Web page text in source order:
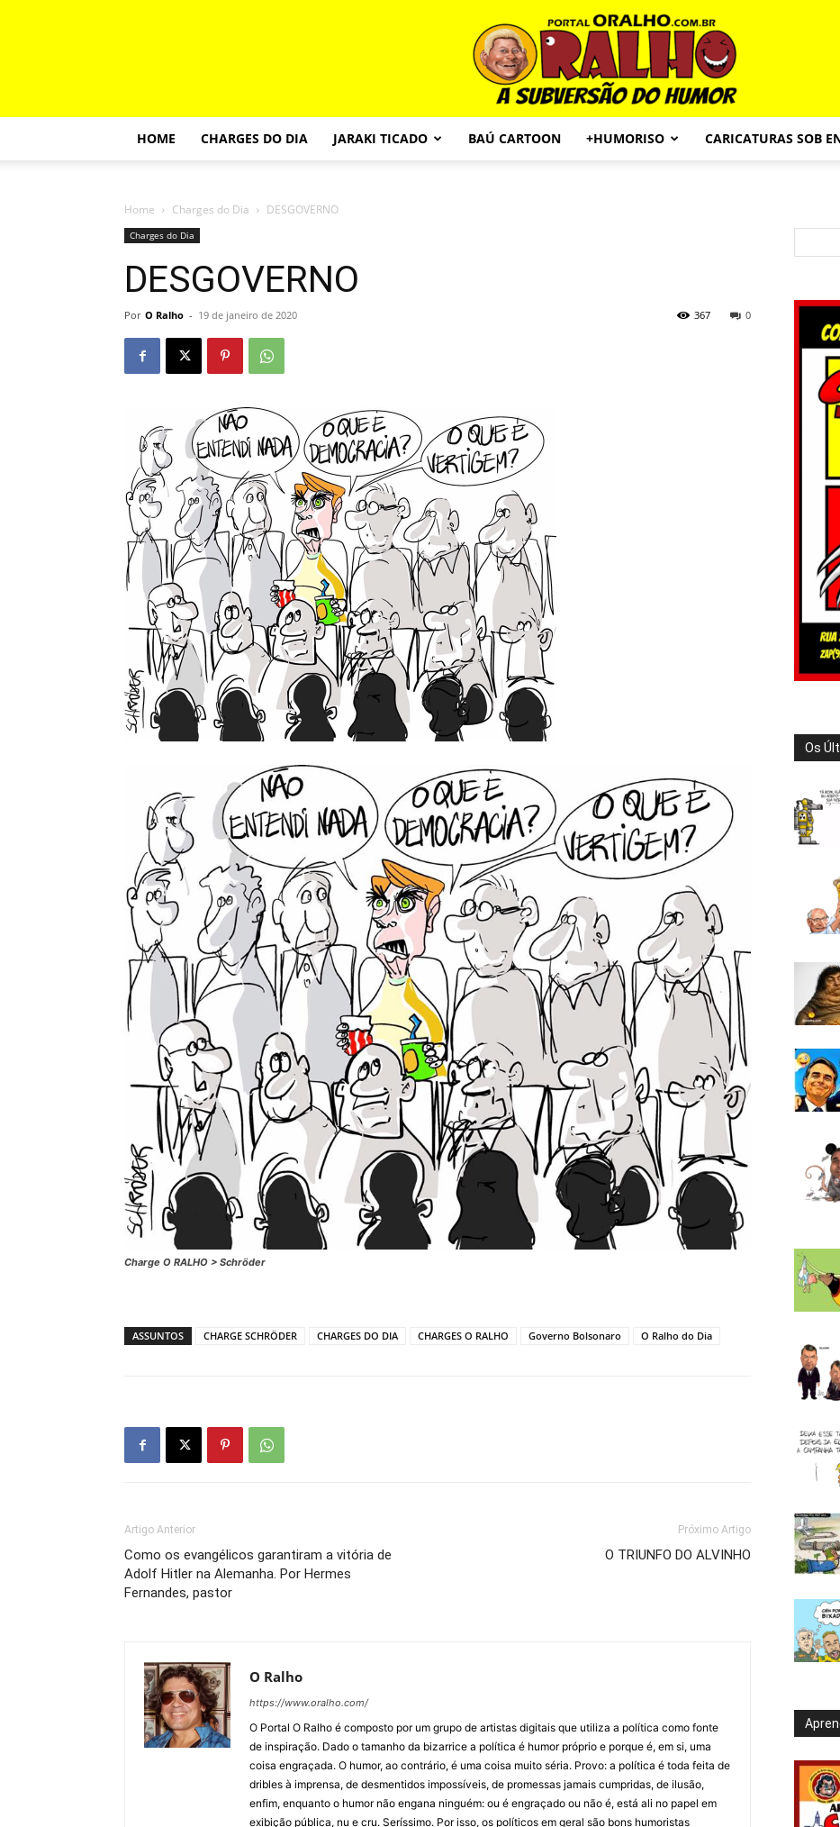
HOME CHARGES DO DIA JARAKI TICADO BAÚ CARTOON +HUMORISO CARICATURAS SOB
Home Charges do Dia DESGOVERNO
Charges do Dia
DESGOVERNO
Por O Ralho - 19 de janeiro de 2020 0
367
Charge O RALHO > Schröder
ASSUNTOS CHARGE SCHRÖDER CHARGES DO DIA CHARGES O RALHO Governo Bolsonaro O Ralho do Dia
Artigo Anterior
Como os evangélicos garantiram a vitória de
Adolf Hitler na Alemanha. Por Hermes
Fernandes, pastor
Próximo Artigo
O TRIUNFO DO ALVINHO
O Ralho
https://www.oralho.com/
O Portal O Ralho é composto por um grupo de artistas digitais que utiliza a política como fonte
de inspiração. Dado o tamanho da bizarrice a política é humor próprio e porque é, em si, uma
coisa engraçada. O humor, ao contrário, é uma coisa muito séria. Provo: a política é toda feita de
dribles à imprensa, de desmentidos impossíveis, de promessas jamais cumpridas, de ilusão,
enfim, enquanto o humor não engana ninguém: ou é engraçado ou não é, está ali no papel em
exibição pública, nu e cru. Seríssimo. Por isso, os políticos em geral são bons humoristas
Os